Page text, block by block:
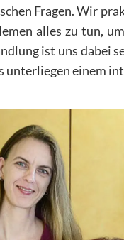
Fragen. Wir
alles zu tun,
ist uns dabei
unterliegen einem